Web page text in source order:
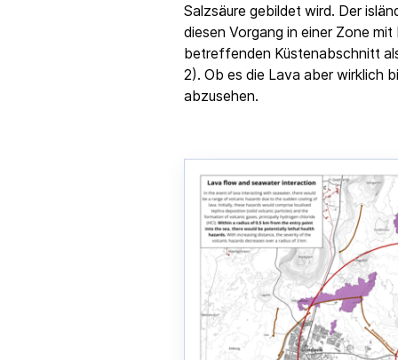
Salzsäure gebildet wird. Der
diesen Vorgang in einer Zone
betreffenden Küstenabschnitt
2). Ob es die Lava aber wirklich
abzusehen.